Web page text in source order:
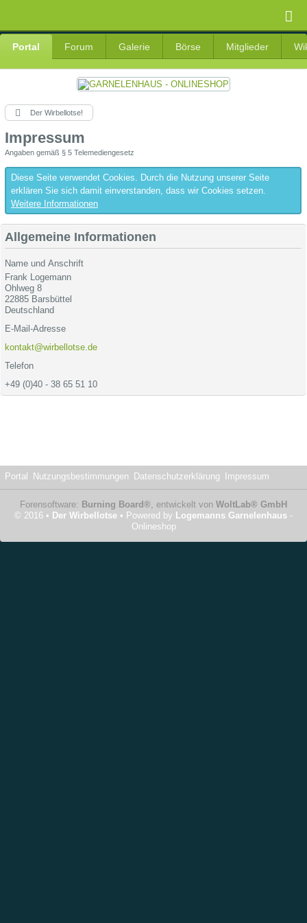
Portal Forum Galerie Börse Mitglieder
Der Wirbellotse!
Impressum
Angaben gemäß § 5 Telemediengesetz
Diese Seite verwendet Cookies. Durch die Nutzung unserer Seite
erklären Sie sich damit einverstanden, dass wir Cookies setzen.
Weitere Informationen
Allgemeine Informationen
Name und Anschrift
Frank Logemann
Ohlweg 8
22885 Barsbüttel
Deutschland
E-Mail-Adresse
kontakt@wirbellotse.de
Telefon
+49 (0)40 - 38 65 51 10
Portal Nutzungsbestimmungen Datenschutzerklärung Impressum
Forensoftware: Burning Board®, entwickelt von WoltLab® GmbH
© 2016 • Der Wirbellotse • Powered by Logemanns Garnelenhaus -
Onlineshop